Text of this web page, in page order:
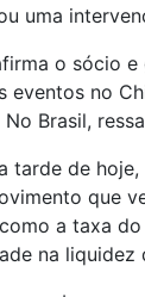
uma
o sócio
no
Brasil,
de
que
a taxa
na liquidez